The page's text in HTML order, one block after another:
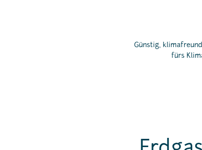
Günstig,
fürs